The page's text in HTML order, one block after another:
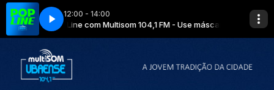
12:00 - 14:00
Pop Line com Multisom 104,1 FM - Use máscara!!! Evite